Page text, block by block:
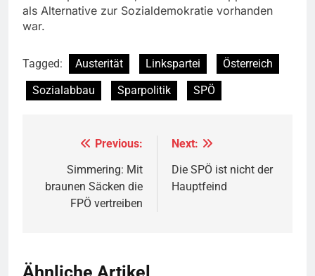
als Alternative zur Sozialdemokratie vorhanden
war.
Tagged: Austerität Linkspartei
Österreich
Sozialabbau
Sparpolitik SPÖ
Beitragsnavigation
Previous:
Simmering: Mit
braunen Säcken die
FPÖ vertreiben
Next:
Die SPÖ ist nicht der
Hauptfeind